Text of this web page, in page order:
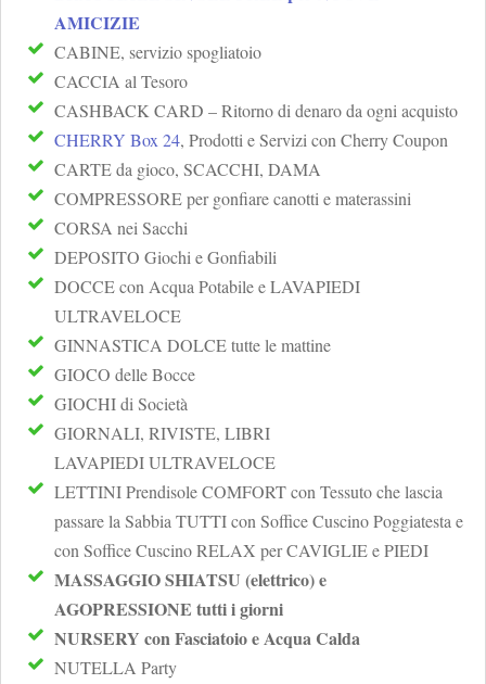
AMICIZIE
CABINE, servizio spogliatoio
CACCIA al Tesoro
CASHBACK CARD – Ritorno di denaro da ogni acquisto
CHERRY Box 24, Prodotti e Servizi conCherry Coupon
CARTE da gioco, SCACCHI, DAMA
COMPRESSORE per gonfiare canotti e materassini
CORSA nei Sacchi
DEPOSITO Giochi e Gonfiabili
DOCCE con Acqua Potabile e LAVAPIEDI
ULTRAVELOCE
GINNASTICA DOLCE tutte le mattine
GIOCO delle Bocce
GIOCHI di Società
GIORNALI, RIVISTE, LIBRI
LAVAPIEDI ULTRAVELOCE
LETTINI Prendisole COMFORT con Tessuto che lascia
passare la Sabbia TUTTI con Soffice Cuscino Poggiatesta e
con Soffice Cuscino RELAX per CAVIGLIE e PIEDI
MASSAGGIO SHIATSU (elettrico) e
AGOPRESSIONE tutti i giorni
NURSERY con Fasciatoio e Acqua Calda
NUTELLA Party